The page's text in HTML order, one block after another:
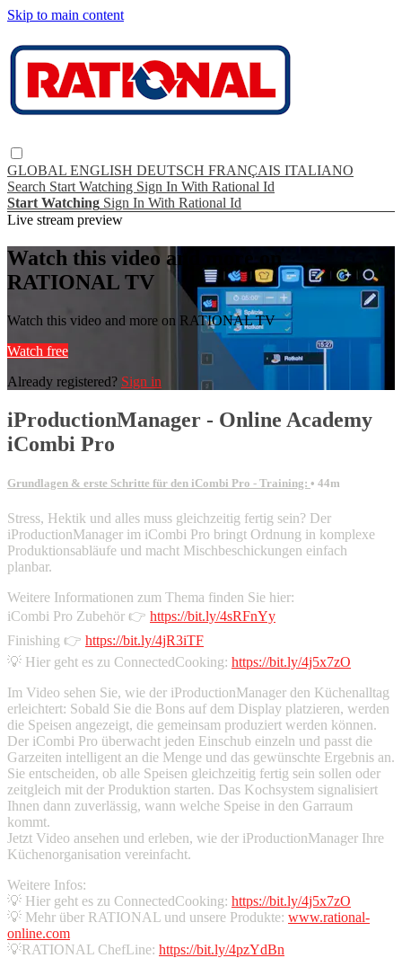
Skip to main content
GLOBAL ENGLISH DEUTSCH FRANÇAIS ITALIANO
Search Start Watching Sign In With Rational Id
Start Watching Sign In With Rational Id
Live stream preview
Watch this video and more on
RATIONAL TV
Watch this video and more on RATIONAL TV
Watch free
Already registered? Sign in
iProductionManager - Online Academy
iCombi Pro
Grundlagen & erste Schritte für den iCombi Pro - Training: • 44m
Stress, Hektik und alles muss gleichzeitig fertig sein? Der
iProductionManager im iCombi Pro bringt Ordnung in komplexe
Produktionsabläufe und macht Mischbeschickungen einfach
planbar.
Weitere Informationen zum Thema finden Sie hier:
iCombi Pro Zubehör 👉 https://bit.ly/4sRFnYy
Finishing 👉 https://bit.ly/4jR3iTF
💡 Hier geht es zu ConnectedCooking: https://bit.ly/4j5x7zO
Im Video sehen Sie, wie der iProductionManager den Küchenalltag
erleichtert: Sobald Sie die Bons auf dem Display platzieren, werden
die Speisen angezeigt, die gemeinsam produziert werden können.
Der iCombi Pro überwacht jeden Einschub einzeln und passt die
Garzeiten intelligent an die Menge und das gewünschte Ergebnis an.
Sie entscheiden, ob alle Speisen gleichzeitig fertig sein sollen oder
zeitgleich mit der Produktion starten. Das Kochsystem signalisiert
Ihnen dann zuverlässig, wann welche Speise in den Garraum
kommt.
Jetzt Video ansehen und erleben, wie der iProductionManager Ihre
Küchenorganisation vereinfacht.
Weitere Infos:
💡 Hier geht es zu ConnectedCooking: https://bit.ly/4j5x7zO
💡 Mehr über RATIONAL und unsere Produkte: www.rational-
online.com
💡RATIONAL ChefLine: https://bit.ly/4pzYdBn